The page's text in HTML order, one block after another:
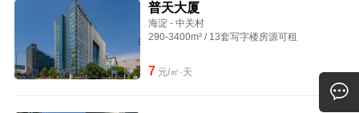
普天大厦
海淀 - 中关村
290-3400m² / 13套写字楼房源可租
7 元/㎡·天